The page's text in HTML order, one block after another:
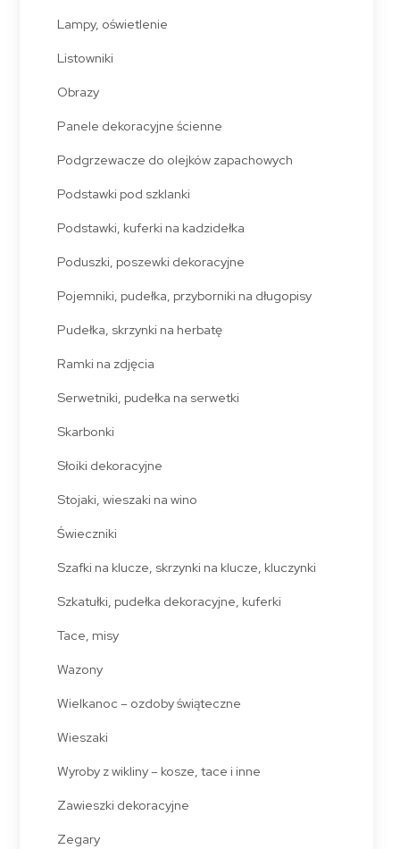
Lampy, oświetlenie
Listowniki
Obrazy
Panele dekoracyjne ścienne
Podgrzewacze do olejków zapachowych
Podstawki pod szklanki
Podstawki, kuferki na kadzidełka
Poduszki, poszewki dekoracyjne
Pojemniki, pudełka, przyborniki na długopisy
Pudełka, skrzynki na herbatę
Ramki na zdjęcia
Serwetniki, pudełka na serwetki
Skarbonki
Słoiki dekoracyjne
Stojaki, wieszaki na wino
Świeczniki
Szafki na klucze, skrzynki na klucze, kluczynki
Szkatułki, pudełka dekoracyjne, kuferki
Tace, misy
Wazony
Wielkanoc – ozdoby świąteczne
Wieszaki
Wyroby z wikliny – kosze, tace i inne
Zawieszki dekoracyjne
Zegary